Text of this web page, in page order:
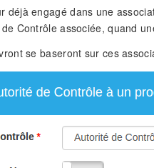
déjà engagé dans une
Contrôle associée, quand
se baseront sur ces